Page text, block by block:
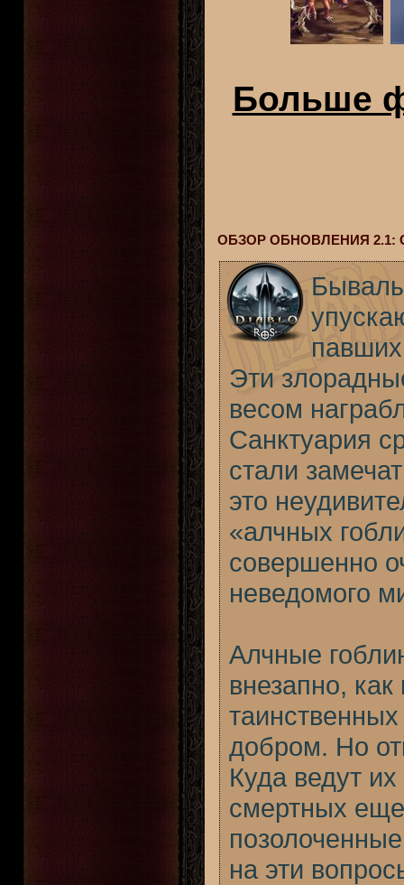
Больше
ОБЗОР ОБНОВЛЕНИЯ
Эти
весом
Санктуария
стали
это
«алчных
совершенно
неведомого
Алчные
внезапно,
добром. Но
Куда ведут
смертных
на эти